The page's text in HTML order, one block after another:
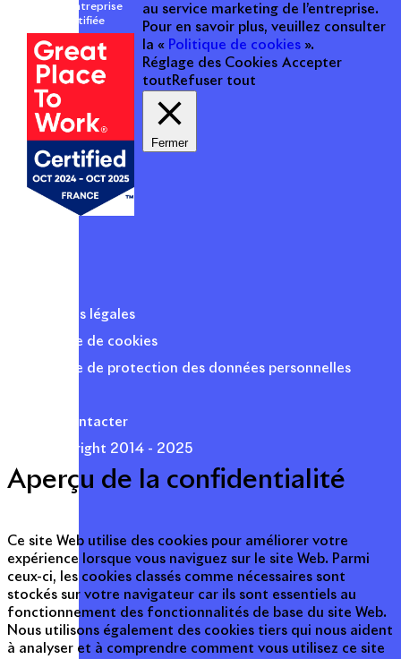
Une entreprise
certifiée
Mentions légales
Politique de cookies
Politique de protection des données personnelles
Nous contacter
© Copyright 2014 - 2025
au service marketing de l’entreprise.
Pour en savoir plus, veuillez consulter
la « Politique de cookies ».
Réglage des Cookies Accepter
tout Refuser tout
Fermer
Aperçu de la confidentialité
Ce site Web utilise des cookies pour améliorer votre
expérience lorsque vous naviguez sur le site Web. Parmi
ceux-ci, les cookies classés comme nécessaires sont
stockés sur votre navigateur car ils sont essentiels au
fonctionnement des fonctionnalités de base du site Web.
Nous utilisons également des cookies tiers qui nous aident
à analyser et à comprendre comment vous utilisez ce site